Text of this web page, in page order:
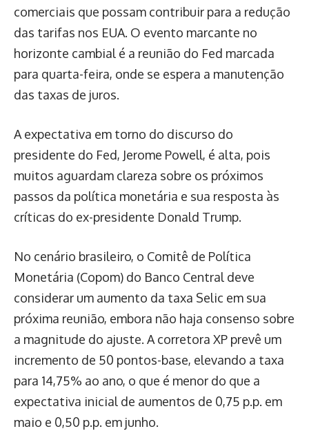
comerciais que possam contribuir para a redução
das tarifas nos EUA. O evento marcante no
horizonte cambial é a reunião do Fed marcada
para quarta-feira, onde se espera a manutenção
das taxas de juros.
A expectativa em torno do discurso do
presidente do Fed, Jerome Powell, é alta, pois
muitos aguardam clareza sobre os próximos
passos da política monetária e sua resposta às
críticas do ex-presidente Donald Trump.
No cenário brasileiro, o Comitê de Política
Monetária (Copom) do Banco Central deve
considerar um aumento da taxa Selic em sua
próxima reunião, embora não haja consenso sobre
a magnitude do ajuste. A corretora XP prevê um
incremento de 50 pontos-base, elevando a taxa
para 14,75% ao ano, o que é menor do que a
expectativa inicial de aumentos de 0,75 p.p. em
maio e 0,50 p.p. em junho.